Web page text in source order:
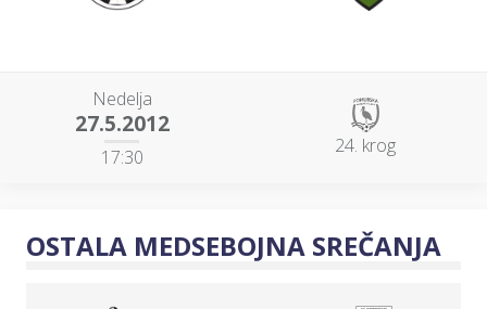
Nedelja
27.5.2012
17:30 24. krog
OSTALA MEDSEBOJNA SREČANJA